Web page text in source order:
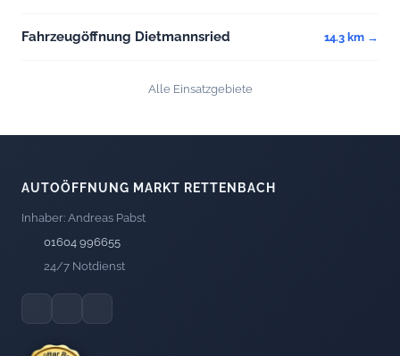
Fahrzeugöffnung Dietmannsried 14.3 km →
Alle Einsatzgebiete
AUTOÖFFNUNG MARKT RETTENBACH
Inhaber: Andreas Pabst
01604 996655
24/7 Notdienst